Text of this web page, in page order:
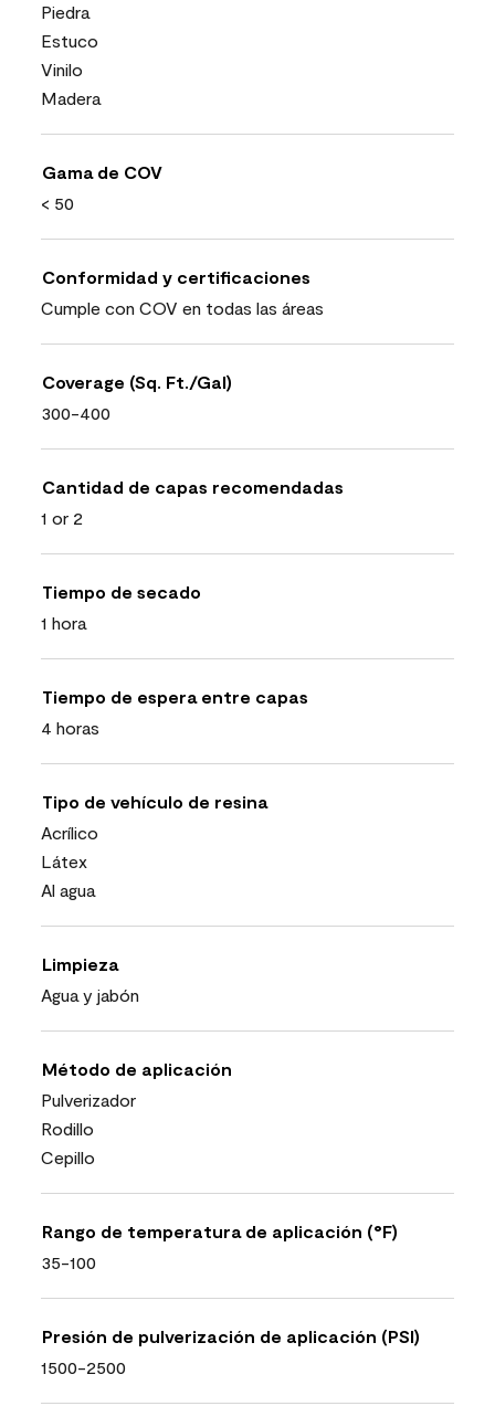
Piedra
Estuco
Vinilo
Madera
Gama de COV
< 50
Conformidad y certificaciones
Cumple con COV en todas las áreas
Coverage (Sq. Ft./Gal)
300-400
Cantidad de capas recomendadas
1 or 2
Tiempo de secado
1 hora
Tiempo de espera entre capas
4 horas
Tipo de vehículo de resina
Acrílico
Látex
Al agua
Limpieza
Agua y jabón
Método de aplicación
Pulverizador
Rodillo
Cepillo
Rango de temperatura de aplicación (°F)
35-100
Presión de pulverización de aplicación (PSI)
1500-2500